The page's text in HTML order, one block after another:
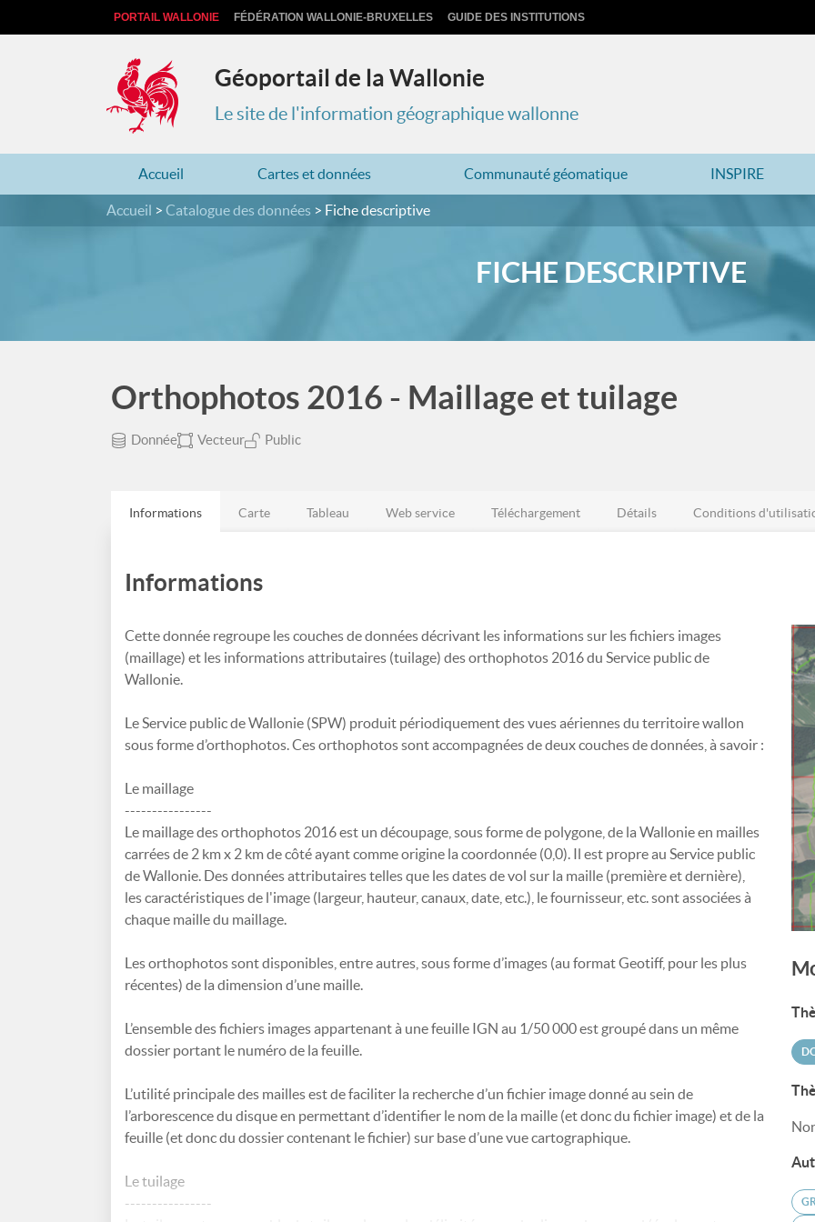
PORTAIL WALLONIE FÉDÉRATION WALLONIE-BRUXELLES GUIDE DES INSTITUTIONS
Géoportail de la Wallonie
Le site de l'information géographique wallonne
Accueil Cartes et données Communauté géomatique INSPIRE
Accueil Catalogue des données Fiche descriptive
FICHE DESCRIPTIVE
Orthophotos 2016 - Maillage et tuilage
Donnée Vecteur Public
Informations Carte Tableau Web service Téléchargement Détails Conditions
Informations
Cette donnée regroupe les couches de données décrivant les informations sur les fichiers images
(maillage) et les informations attributaires (tuilage) des orthophotos 2016 du Service public de
Wallonie.
Le Service public de Wallonie (SPW) produit périodiquement des vues aériennes du territoire wallon
sous forme d’orthophotos. Ces orthophotos sont accompagnées de deux couches de données, à savoir :
Le maillage
----------------
Le maillage des orthophotos 2016 est un découpage, sous forme de polygone, de la Wallonie en mailles
carrées de 2 km x 2 km de côté ayant comme origine la coordonnée (0,0). Il est propre au Service public
de Wallonie. Des données attributaires telles que les dates de vol sur la maille (première et dernière),
les caractéristiques de l'image (largeur, hauteur, canaux, date, etc.), le fournisseur, etc. sont associées à
chaque maille du maillage.
Les orthophotos sont disponibles, entre autres, sous forme d’images (au format Geotiff, pour les plus
récentes) de la dimension d’une maille.
L’ensemble des fichiers images appartenant à une feuille IGN au 1/50 000 est groupé dans un même
dossier portant le numéro de la feuille.
L’utilité principale des mailles est de faciliter la recherche d’un fichier image donné au sein de
l’arborescence du disque en permettant d’identifier le nom de la maille (et donc du fichier image) et de la
feuille (et donc du dossier contenant le fichier) sur base d’une vue cartographique.
Le tuilage
----------------